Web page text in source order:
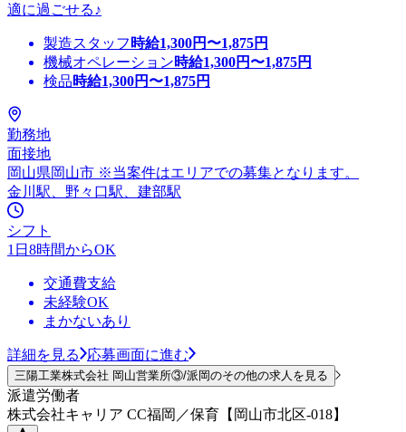
適に過ごせる♪
製造スタッフ 時給1,300円〜1,875円
機械オペレーション時給1,300円〜1,875円
検品時給1,300円〜1,875円
勤務地
面接地
岡山県岡山市 ※当案件はエリアでの募集となります。
金川駅、野々口駅、建部駅
シフト
1日8時間からOK
交通費支給
未経験OK
まかないあり
詳細を見る 応募画面に進む
三陽工業株式会社 岡山営業所③/派岡のその他の求人を見る
派遣労働者
株式会社キャリア CC福岡／保育【岡山市北区-018】